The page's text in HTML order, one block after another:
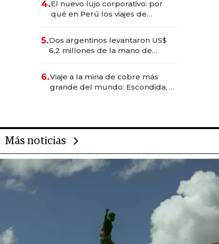
4.El nuevo lujo corporativo: por
qué en Perú los viajes de
para convertirse en experiencias
transformadoras
5.Dos argentinos levantaron US$
6,2 millones de la mano de
6.Viaje a la mina de cobre más
grande del mundo: Escondida, el
Más noticias